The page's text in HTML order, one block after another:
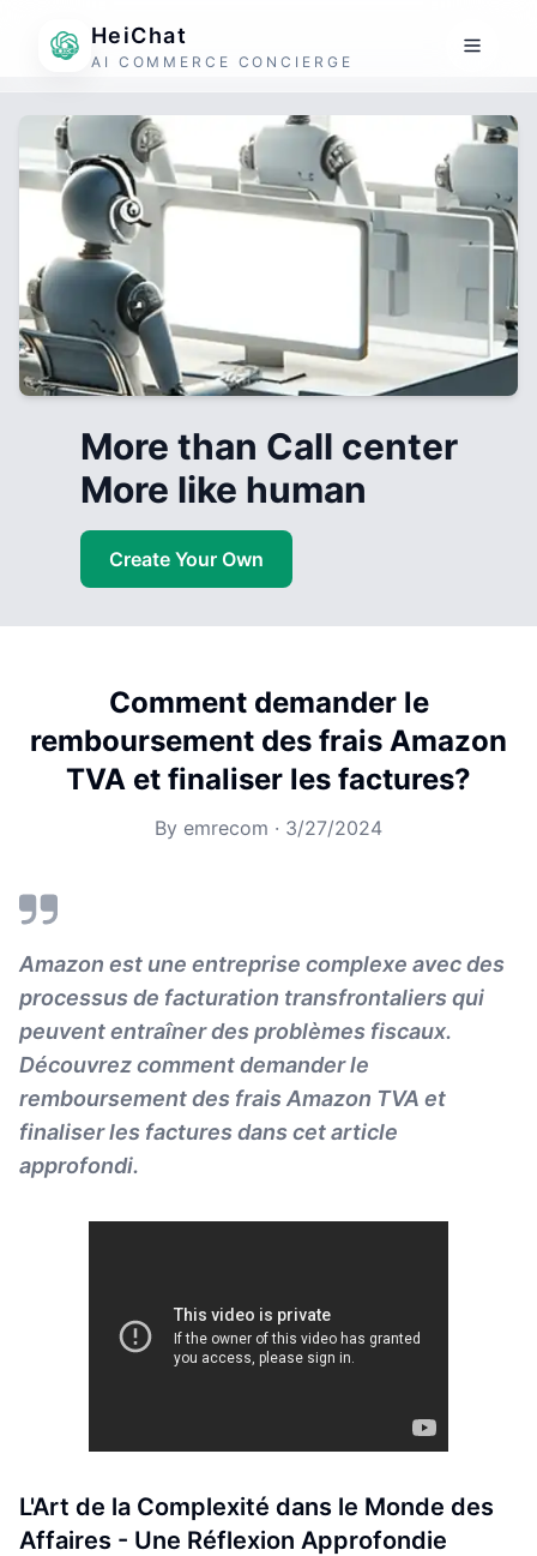
HeiChat
AI COMMERCE CONCIERGE
More than Call center
More like human
Create Your Own
Comment demander le
remboursement des frais Amazon
TVA et finaliser les factures?
By emrecom · 3/27/2024
Amazon est une entreprise complexe avec des
processus de facturation transfrontaliers qui
peuvent entraîner des problèmes fiscaux.
Découvrez comment demander le
remboursement des frais Amazon TVA et
finaliser les factures dans cet article
approfondi.
L'Art de la Complexité dans le Monde des
Affaires - Une Réflexion Approfondie